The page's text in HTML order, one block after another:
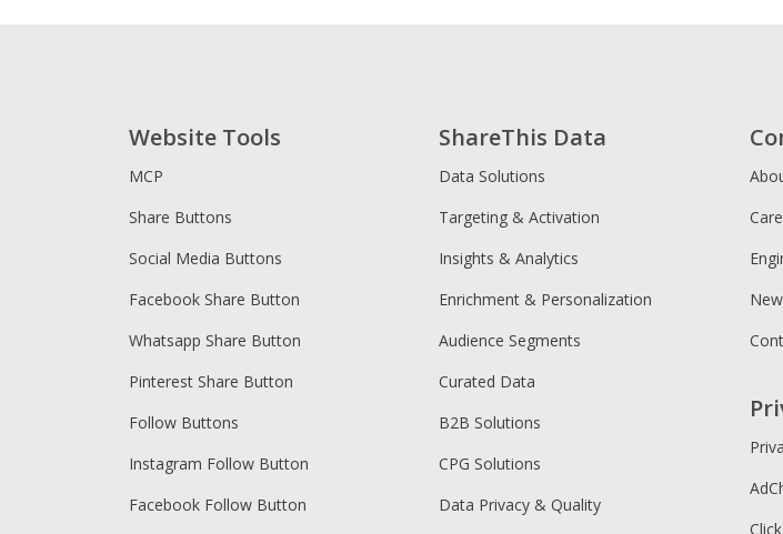
Website Tools
MCP
Share Buttons
Social Media Buttons
Facebook Share Button
Whatsapp Share Button
Pinterest Share Button
Follow Buttons
Instagram Follow Button
Facebook Follow Button
ShareThis Data
Data Solutions
Targeting & Activation
Insights & Analytics
Enrichment & Personalization
Audience Segments
Curated Data
B2B Solutions
CPG Solutions
Data Privacy & Quality